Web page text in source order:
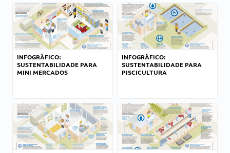
INFOGRÁFICO:
SUSTENTABILIDADE PARA
MINI MERCADOS
INFOGRÁFICO:
SUSTENTABILIDADE PARA
PISCICULTURA